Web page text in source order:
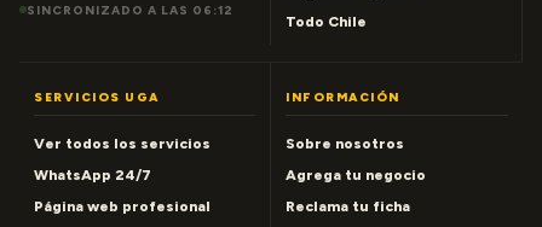
SINCRONIZADO A LAS 06:12
Todo Chile
SERVICIOS UGA
Ver todos los servicios
WhatsApp 24/7
Página web profesional
INFORMACIÓN
Sobre nosotros
Agrega tu negocio
Reclama tu ficha